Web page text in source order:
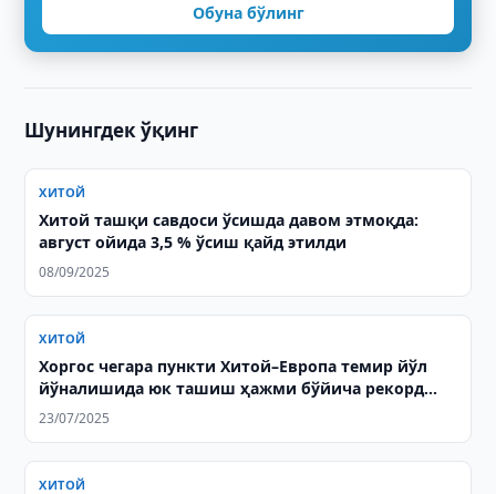
Обуна бўлинг
Шунингдек ўқинг
ХИТОЙ
Хитой ташқи савдоси ўсишда давом этмоқда:
август ойида 3,5 % ўсиш қайд этилди
08/09/2025
ХИТОЙ
Хоргос чегара пункти Хитой–Европа темир йўл
йўналишида юк ташиш ҳажми бўйича рекорд
даражада ўсишни намоён этмоқда
23/07/2025
ХИТОЙ